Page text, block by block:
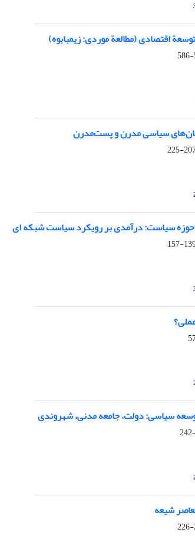
اقتصادی (مطالعة موردی: زیمبابوه)
سیاسی مدرن و پست‌مدرن
207-
حوزه سیاست: درآمدی بر رویکرد سیاست شبکه ای
139-
سیاسی: دولت، جامعه مدنی، شهروندی
شیعه